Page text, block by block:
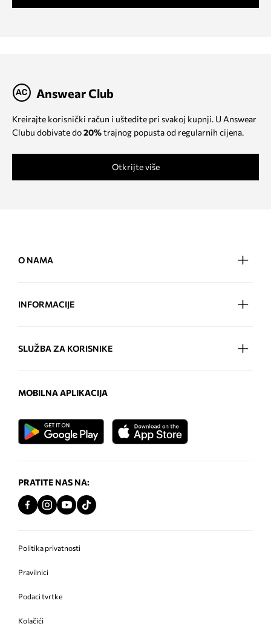
Answear Club
Kreirajte korisnički račun i uštedite pri svakoj kupnji. U Answear
Clubu dobivate do20%trajnog popusta od regularnih cijena.
Otkrijte više
O NAMA
INFORMACIJE
SLUŽBA ZA KORISNIKE
MOBILNA APLIKACIJA
PRATITE NAS NA:
Politika privatnosti
Pravilnici
Podaci tvrtke
Kolačići